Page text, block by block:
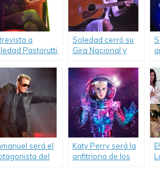
a
Pastorutti,
Soledad cerró su
Gira Nacional y
Buenos Aires.
será el
del
Katy Perry será la
anfitriona de los